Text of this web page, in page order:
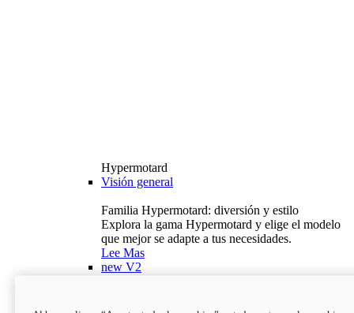
Hypermotard
Visión general
Familia Hypermotard: diversión y estilo
Explora la gama Hypermotard y elige el modelo
que mejor se adapte a tus necesidades.
Lee Mas
new V2
120,4 hp
Potencia